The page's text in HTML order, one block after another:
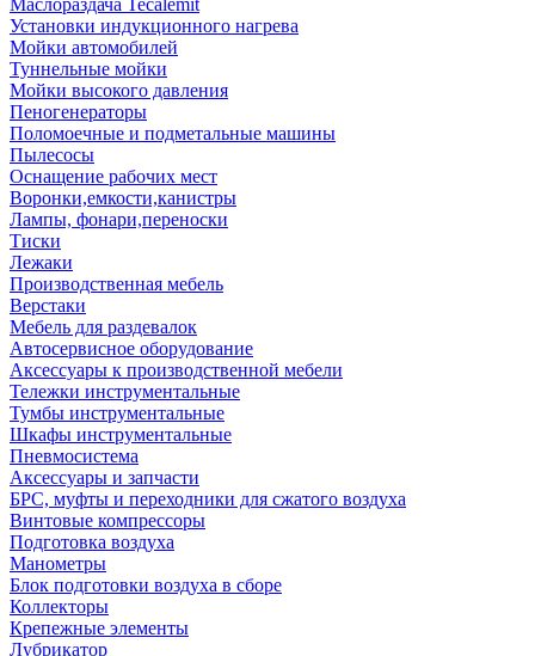
Маслораздача Tecalemit
Установки индукционного нагрева
Мойки автомобилей
Туннельные мойки
Мойки высокого давления
Пеногенераторы
Поломоечные и подметальные машины
Пылесосы
Оснащение рабочих мест
Воронки,емкости,канистры
Лампы, фонари,переноски
Тиски
Лежаки
Производственная мебель
Верстаки
Мебель для раздевалок
Автосервисное оборудование
Аксессуары к производственной мебели
Тележки инструментальные
Тумбы инструментальные
Шкафы инструментальные
Пневмосистема
Аксессуары и запчасти
БРС, муфты и переходники для сжатого воздуха
Винтовые компрессоры
Подготовка воздуха
Манометры
Блок подготовки воздуха в сборе
Коллекторы
Крепежные элементы
Лубрикатор